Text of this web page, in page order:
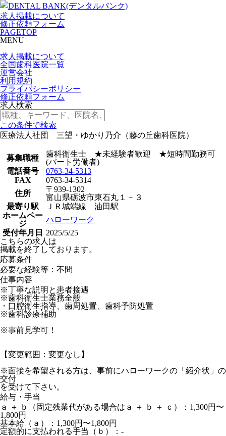
求人掲載について
修正依頼フォーム
PAGETOP
MENU
求人掲載について
全国歯科医院一覧
運営会社
利用規約
プライバシーポリシー
修正依頼フォーム
求人検索
この条件で検索
医療法人社団 三望・ゆかり乃介（藤の丘歯科医院）
募集職種
歯科衛生士 ★未経験者歓迎 ★短時間勤務可
(パート労働者)
電話番号
0763-34-5313
FAX
0763-34-5314
住所
〒939-1302
富山県砺波市東石丸１－３
最寄り駅
ＪＲ城端線 油田駅
ホームペー
ジ
ハローワーク
受付年月日
2025/5/25
こちらの求人は
掲載を終了しております。
応募条件
必要な経験等：不問
仕事内容
※丁寧な説明と患者接遇
※歯科衛生士業務全般
・口腔衛生指導、歯周処置、歯科予防処置
※歯科診療補助
※事前見学可！
【変更範囲：変更なし】
※面接を希望される方は、事前にハローワークの「紹介状」の
交付
を受けて下さい。
給与・手当
ａ ＋ ｂ（固定残業代がある場合はａ ＋ ｂ ＋ ｃ）：1,300円〜
1,800円
基本給（ａ）：1,300円〜1,800円
定額的に支払われる手当（ｂ）：-